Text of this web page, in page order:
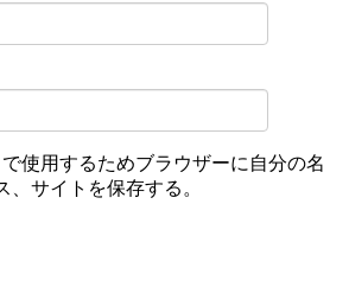
使用するためブラウザーに自分の名
、サイトを保存する。